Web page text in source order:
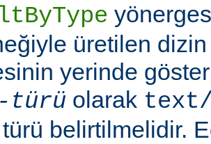
üretilen
yerinde
türü olarak
belirtilmelidir.